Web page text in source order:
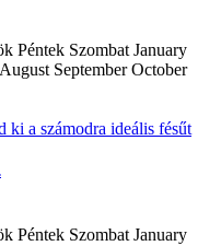
Péntek Szombat January
September October
Péntek Szombat January